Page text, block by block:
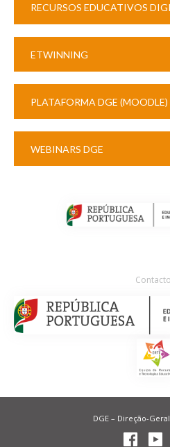
RECURSOS EDUCATIVOS
ETWINNING
PLATAFORMA DGE (MOODLE)
WEBINARS DGE
DGE – Direção-